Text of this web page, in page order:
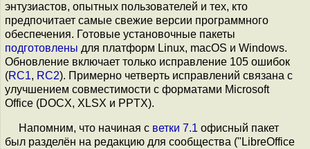
энтузиастов, опытных пользователей и тех, кто
предпочитает самые свежие версии программного
обеспечения. Готовые установочные пакеты
подготовлены для платформ Linux, macOS и Windows.
Обновление включает только исправление 105 ошибок
(RC1, RC2). Примерно четверть исправлений связана с
улучшением совместимости с форматами Microsoft
Office (DOCX, XLSX и PPTX).
Напомним, что начиная с ветки 7.1 офисный пакет
был разделён на редакцию для сообщества ("LibreOffice